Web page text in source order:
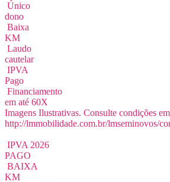
Único
dono
Baixa
KM
Laudo
cautelar
IPVA
Pago
Financiamento
em até 60X
Imagens Ilustrativas. Consulte condições
http://lmmobilidade.com.br/lmseminovos/
IPVA 2026
PAGO
BAIXA
KM